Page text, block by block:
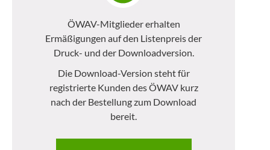
ÖWAV-Mitglieder erhalten
Ermäßigungen auf den Listenpreis der
Druck- und der Downloadversion.
Die Download-Version steht für
registrierte Kunden des ÖWAV kurz
nach der Bestellung zum Download
bereit.